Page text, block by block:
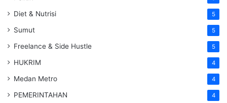
Diet & Nutrisi 5
Sumut 5
Freelance & Side Hustle 5
HUKRIM 4
Medan Metro 4
PEMERINTAHAN 4